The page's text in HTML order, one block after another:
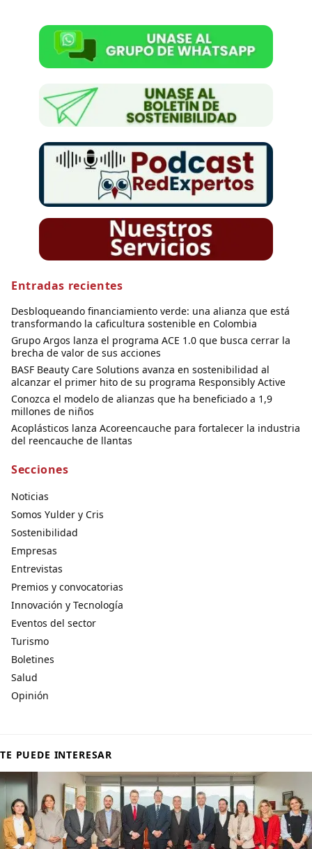
Entradas recientes
Desbloqueando financiamiento verde: una alianza que está
transformando la caficultura sostenible en Colombia
Grupo Argos lanza el programa ACE 1.0 que busca cerrar la
brecha de valor de sus acciones
BASF Beauty Care Solutions avanza en sostenibilidad al
alcanzar el primer hito de su programa Responsibly Active
Conozca el modelo de alianzas que ha beneficiado a 1,9
millones de niños
Acoplásticos lanza Acoreencauche para fortalecer la industria
del reencauche de llantas
Secciones
Noticias
Somos Yulder y Cris
Sostenibilidad
Empresas
Entrevistas
Premios y convocatorias
Innovación y Tecnología
Eventos del sector
Turismo
Boletines
Salud
Opinión
TE PUEDE INTERESAR